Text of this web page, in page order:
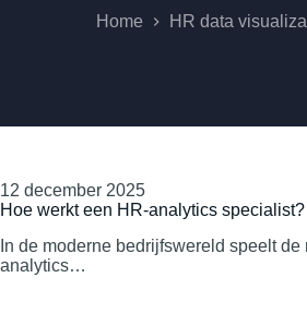
Home HR data
12 december 2025
Hoe werkt een HR-analytics specialist?
In de moderne bedrijfswereld speelt
analytics…